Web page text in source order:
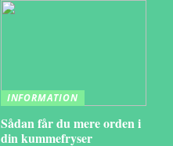
INFORMATION
Sådan får du mere orden i
din kummefryser